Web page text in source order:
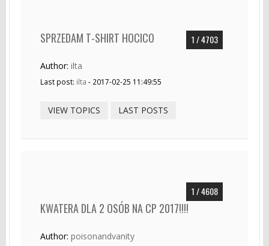
1 / 4703
SPRZEDAM T-SHIRT HOCICO
Author: ilta
Last post: ilta - 2017-02-25 11:49:55
VIEW TOPICS LAST POSTS
1 / 4608
KWATERA DLA 2 OSÓB NA CP 2017!!!!
Author: poisonandvanity